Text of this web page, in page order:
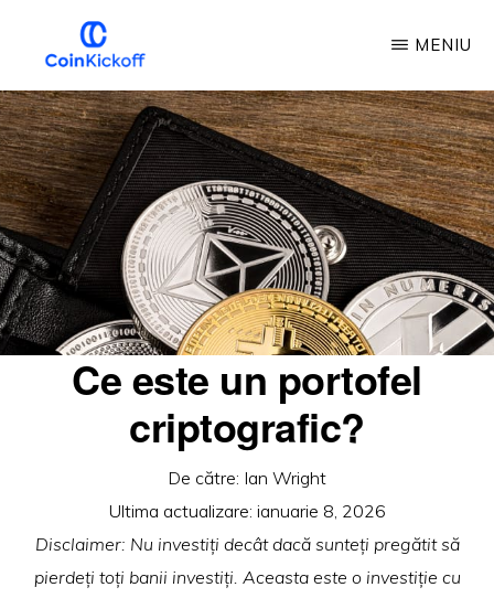
conținutul
principal
LOVITURA
DE
ÎNCEPERE
A
MONEDEI
MENIU
Ce este un portofel
criptografic?
De către: Ian Wright
Ultima actualizare: ianuarie 8, 2026
Disclaimer: Nu investiți decât dacă sunteți pregătit să
pierdeți toți banii investiți. Aceasta este o investiție cu